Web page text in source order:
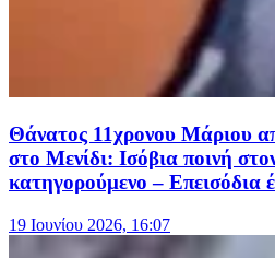
Θάνατος 11χρονου Μάριου
στο Μενίδι: Ισόβια ποινή
κατηγορούμενο – Επεισόδια
19 Ιουνίου 2026, 16:07